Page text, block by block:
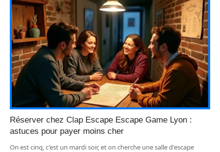
Réserver chez Clap Escape Escape Game Lyon :
astuces pour payer moins cher
On est cinq, c'est un mardi soir, et on cherche une salle d'escape